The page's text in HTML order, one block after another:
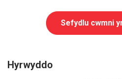
Sefydlu cwmni
Hyrwyddo